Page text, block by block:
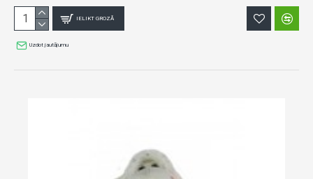
IELIKT GROZĀ
Uzdot jautājumu